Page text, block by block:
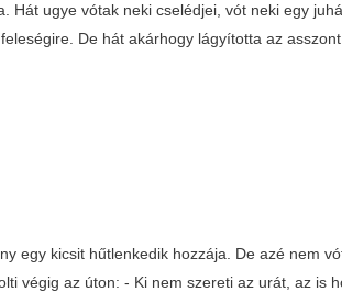
Hát ugye vótak neki cselédjei, vót neki egy
De hát akárhogy lágyította az
egy kicsit hűtlenkedik hozzája. De azé nem
végig az úton: - Ki nem szereti az urát, az is